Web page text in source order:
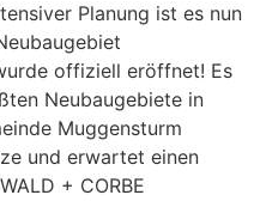
Planung ist es nun
offiziell eröffnet! Es
Neubaugebiete in
Muggensturm
und erwartet einen
+ CORBE